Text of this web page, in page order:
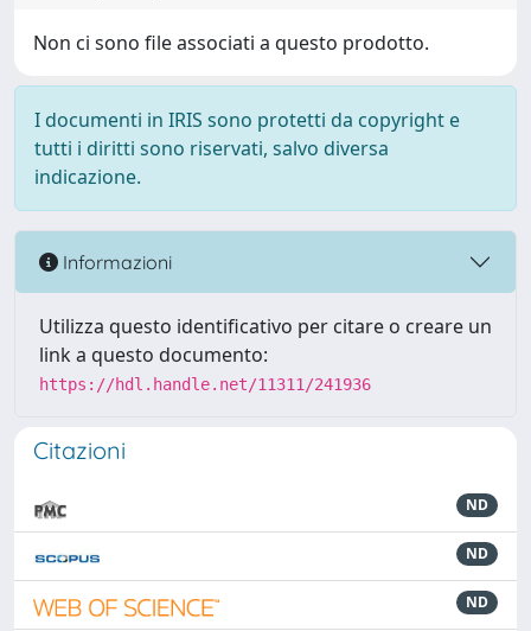
Non ci sono file associati a questo prodotto.
I documenti in IRIS sono protetti da copyright e
tutti i diritti sono riservati, salvo diversa
indicazione.
Informazioni
Utilizza questo identificativo per citare o creare un
link a questo documento:
https://hdl.handle.net/11311/241936
Citazioni
ND
ND
ND